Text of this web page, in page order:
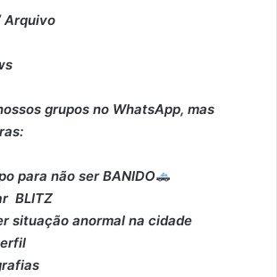
Arquivo
grupos no WhatsApp, mas
para não ser BANIDO
BLITZ
situação anormal na cidade